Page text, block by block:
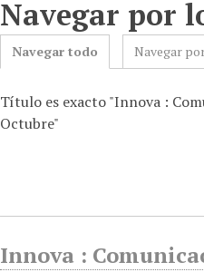
Navegar por
Navegar todo Navegar
Título es exacto "Innova :
Octubre"
Innova :